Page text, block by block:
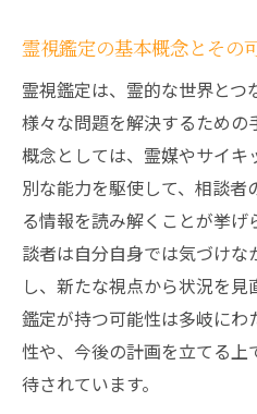
霊視鑑定で不安を具
不安の源を探る霊
霊視鑑定を用いた
不安を具体化し対
霊視鑑定が導く心の安
霊視鑑定で心の安
心の再生を促す霊
霊視鑑定が心の平
霊視鑑定を通じた
霊視鑑定が心の安定
霊視鑑定の基本概念とその
霊視鑑定は、霊的な世界とつ
様々な問題を解決するための
概念としては、霊媒やサイ
別な能力を駆使して、相談
る情報を読み解くことが挙げ
談者は自分自身では気づけ
し、新たな視点から状況を
鑑定が持つ可能性は多岐にわ
性や、今後の計画を立てる
待されています。